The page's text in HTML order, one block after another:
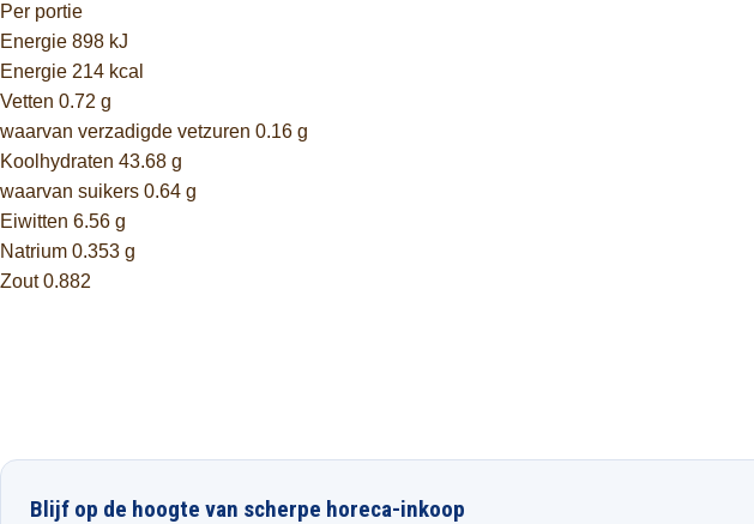
Per portie
Energie 898 kJ
Energie 214 kcal
Vetten 0.72 g
waarvan verzadigde vetzuren 0.16 g
Koolhydraten 43.68 g
waarvan suikers 0.64 g
Eiwitten 6.56 g
Natrium 0.353 g
Zout 0.882
Blijf op de hoogte van scherpe horeca-inkoop